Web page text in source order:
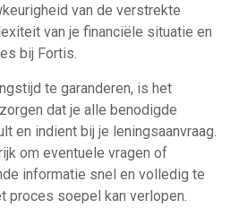
van de verstrekte
van je financiële situatie en
bij Fortis.
te garanderen, is het
dat je alle benodigde
en indient bij je leningsaanvraag.
om eventuele vragen of
informatie snel en volledig te
proces soepel kan verlopen.